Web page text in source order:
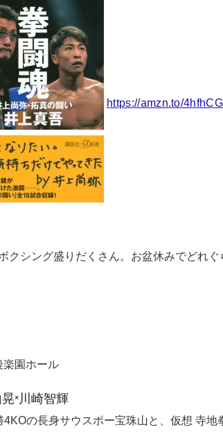
https://amzn.to/
クシング盛りだくさん。お盆休みでどれぐ
楽園ホール
×川崎智輝
4KOの長身サウスポー宝珠山と、仮想 寺地